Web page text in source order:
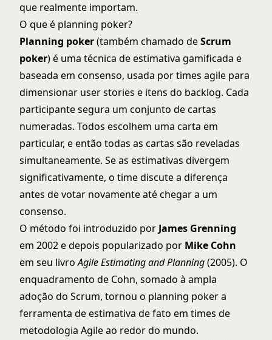
que realmente importam.
O que é planning poker?
Planning poker(também chamado deScrum
poker) é uma técnica de estimativa gamificada e
baseada em consenso, usada por times agile para
dimensionar user stories e itens do backlog. Cada
participante segura um conjunto de cartas
numeradas. Todos escolhem uma carta em
particular, e então todas as cartas são reveladas
simultaneamente. Se as estimativas divergem
significativamente, o time discute a diferença
antes de votar novamente até chegar a um
consenso.
O método foi introduzido por James Grenning
em 2002 e depois popularizado por Mike Cohn
em seu livroAgile Estimating and Planning(2005). O
enquadramento de Cohn, somado à ampla
adoção do Scrum, tornou o planning poker a
ferramenta de estimativa de fato em times de
metodologia Agileao redor do mundo.